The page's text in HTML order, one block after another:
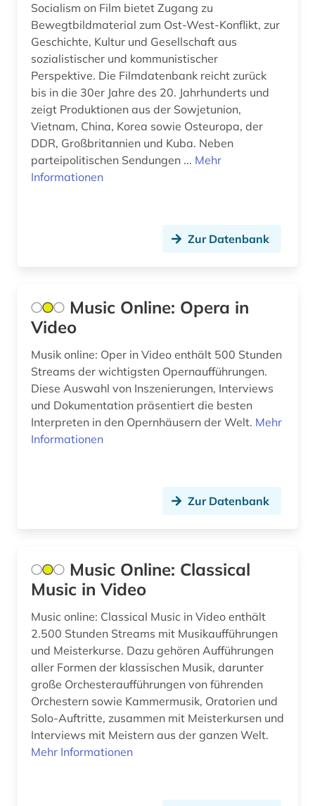
arthur (1)
aruba (1)
asch (1)
aschach (1)
asien (4)
astronomie (3)
audiodatei (2)
aufführung (6)
aufklärung (1)
aufnahme <photographie> (1)
augenzeugenbericht (1)
auktionshaus (1)
auktionshäuser (1)
auktionskatalog (5)
ausbildung (1)
auschwitz-prozess (1)
Kroatien (3)
Lettland (2)
Litauen (3)
Mecklenburg-Vorpommern (3)
Mittelamerika (4)
Montenegro (2)
Norwegen (32)
Ostasien (12)
Osteuropa (10)
Rheinland-Pfalz (2)
Roemisches Reich (8)
Rumänien (2)
Russland, Sowjetunion (19)
Saarland (1)
Sachsen (5)
Sachsen-Anhalt (4)
Socialism on Film bietet Zugang zu
Bewegtbildmaterial zum Ost-West-Konflikt, zur
Geschichte, Kultur und Gesellschaft aus
sozialistischer und kommunistischer
Perspektive. Die Filmdatenbank reicht zurück
bis in die 30er Jahre des 20. Jahrhunderts und
zeigt Produktionen aus der Sowjetunion,
Vietnam, China, Korea sowie Osteuropa, der
DDR, Großbritannien und Kuba. Neben
parteipolitischen Sendungen ... Mehr
Informationen
Zur Datenbank
Music Online: Opera in
Video
Musik online: Oper in Video enthält 500 Stunden
Streams der wichtigsten Opernaufführungen.
Diese Auswahl von Inszenierungen, Interviews
und Dokumentation präsentiert die besten
Interpreten in den Opernhäusern der Welt. Mehr
Informationen
Zur Datenbank
Music Online: Classical
Music in Video
Music online: Classical Music in Video enthält
2.500 Stunden Streams mit Musikaufführungen
und Meisterkurse. Dazu gehören Aufführungen
aller Formen der klassischen Musik, darunter
große Orchesteraufführungen von führenden
Orchestern sowie Kammermusik, Oratorien und
Solo-Auftritte, zusammen mit Meisterkursen und
Interviews mit Meistern aus der ganzen Welt.
Mehr Informationen